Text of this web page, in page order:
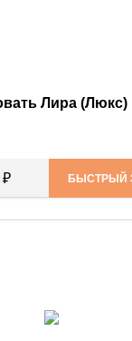
Лира (Люкс)
₽ БЫСТРЫЙ